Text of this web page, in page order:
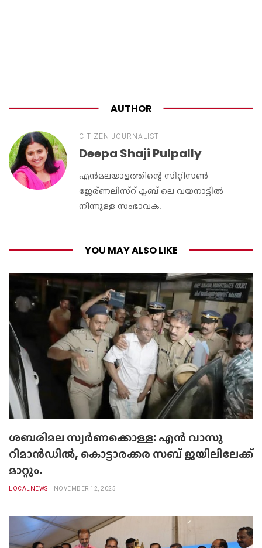
AUTHOR
CITIZEN JOURNALIST
Deepa Shaji Pulpally
എൻമലയാളത്തിന്റെ സിറ്റിസൺ
ജേര്ണലിസ്റ് ക്ലബ്-ലെ വയനാട്ടിൽ
നിന്നുള്ള സംഭാവക.
YOU MAY ALSO LIKE
ശബരിമല സ്വർണക്കൊള്ള: എൻ വാസു
റിമാൻഡിൽ, കൊട്ടാരക്കര സബ് ജയിലിലേക്ക്
മാറ്റും.
LOCALNEWS NOVEMBER 12, 2025